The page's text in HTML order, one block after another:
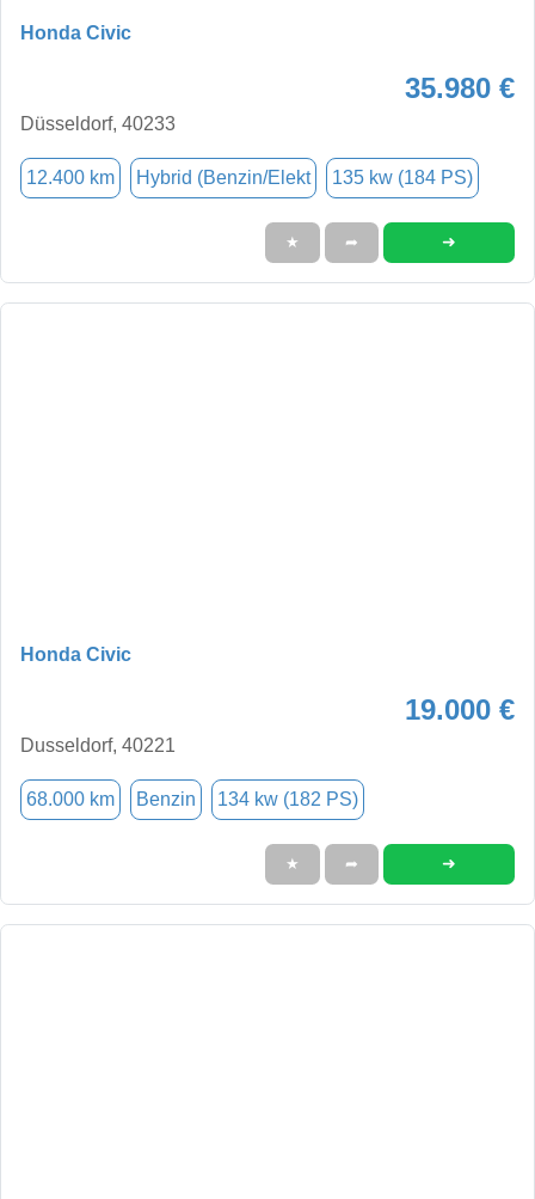
Honda Civic
35.980 €
Düsseldorf, 40233
12.400 km Hybrid (Benzin/Elekt 135 kw (184 PS)
★ ➦ ➜
Honda Civic
19.000 €
Dusseldorf, 40221
68.000 km Benzin 134 kw (182 PS)
★ ➦ ➜